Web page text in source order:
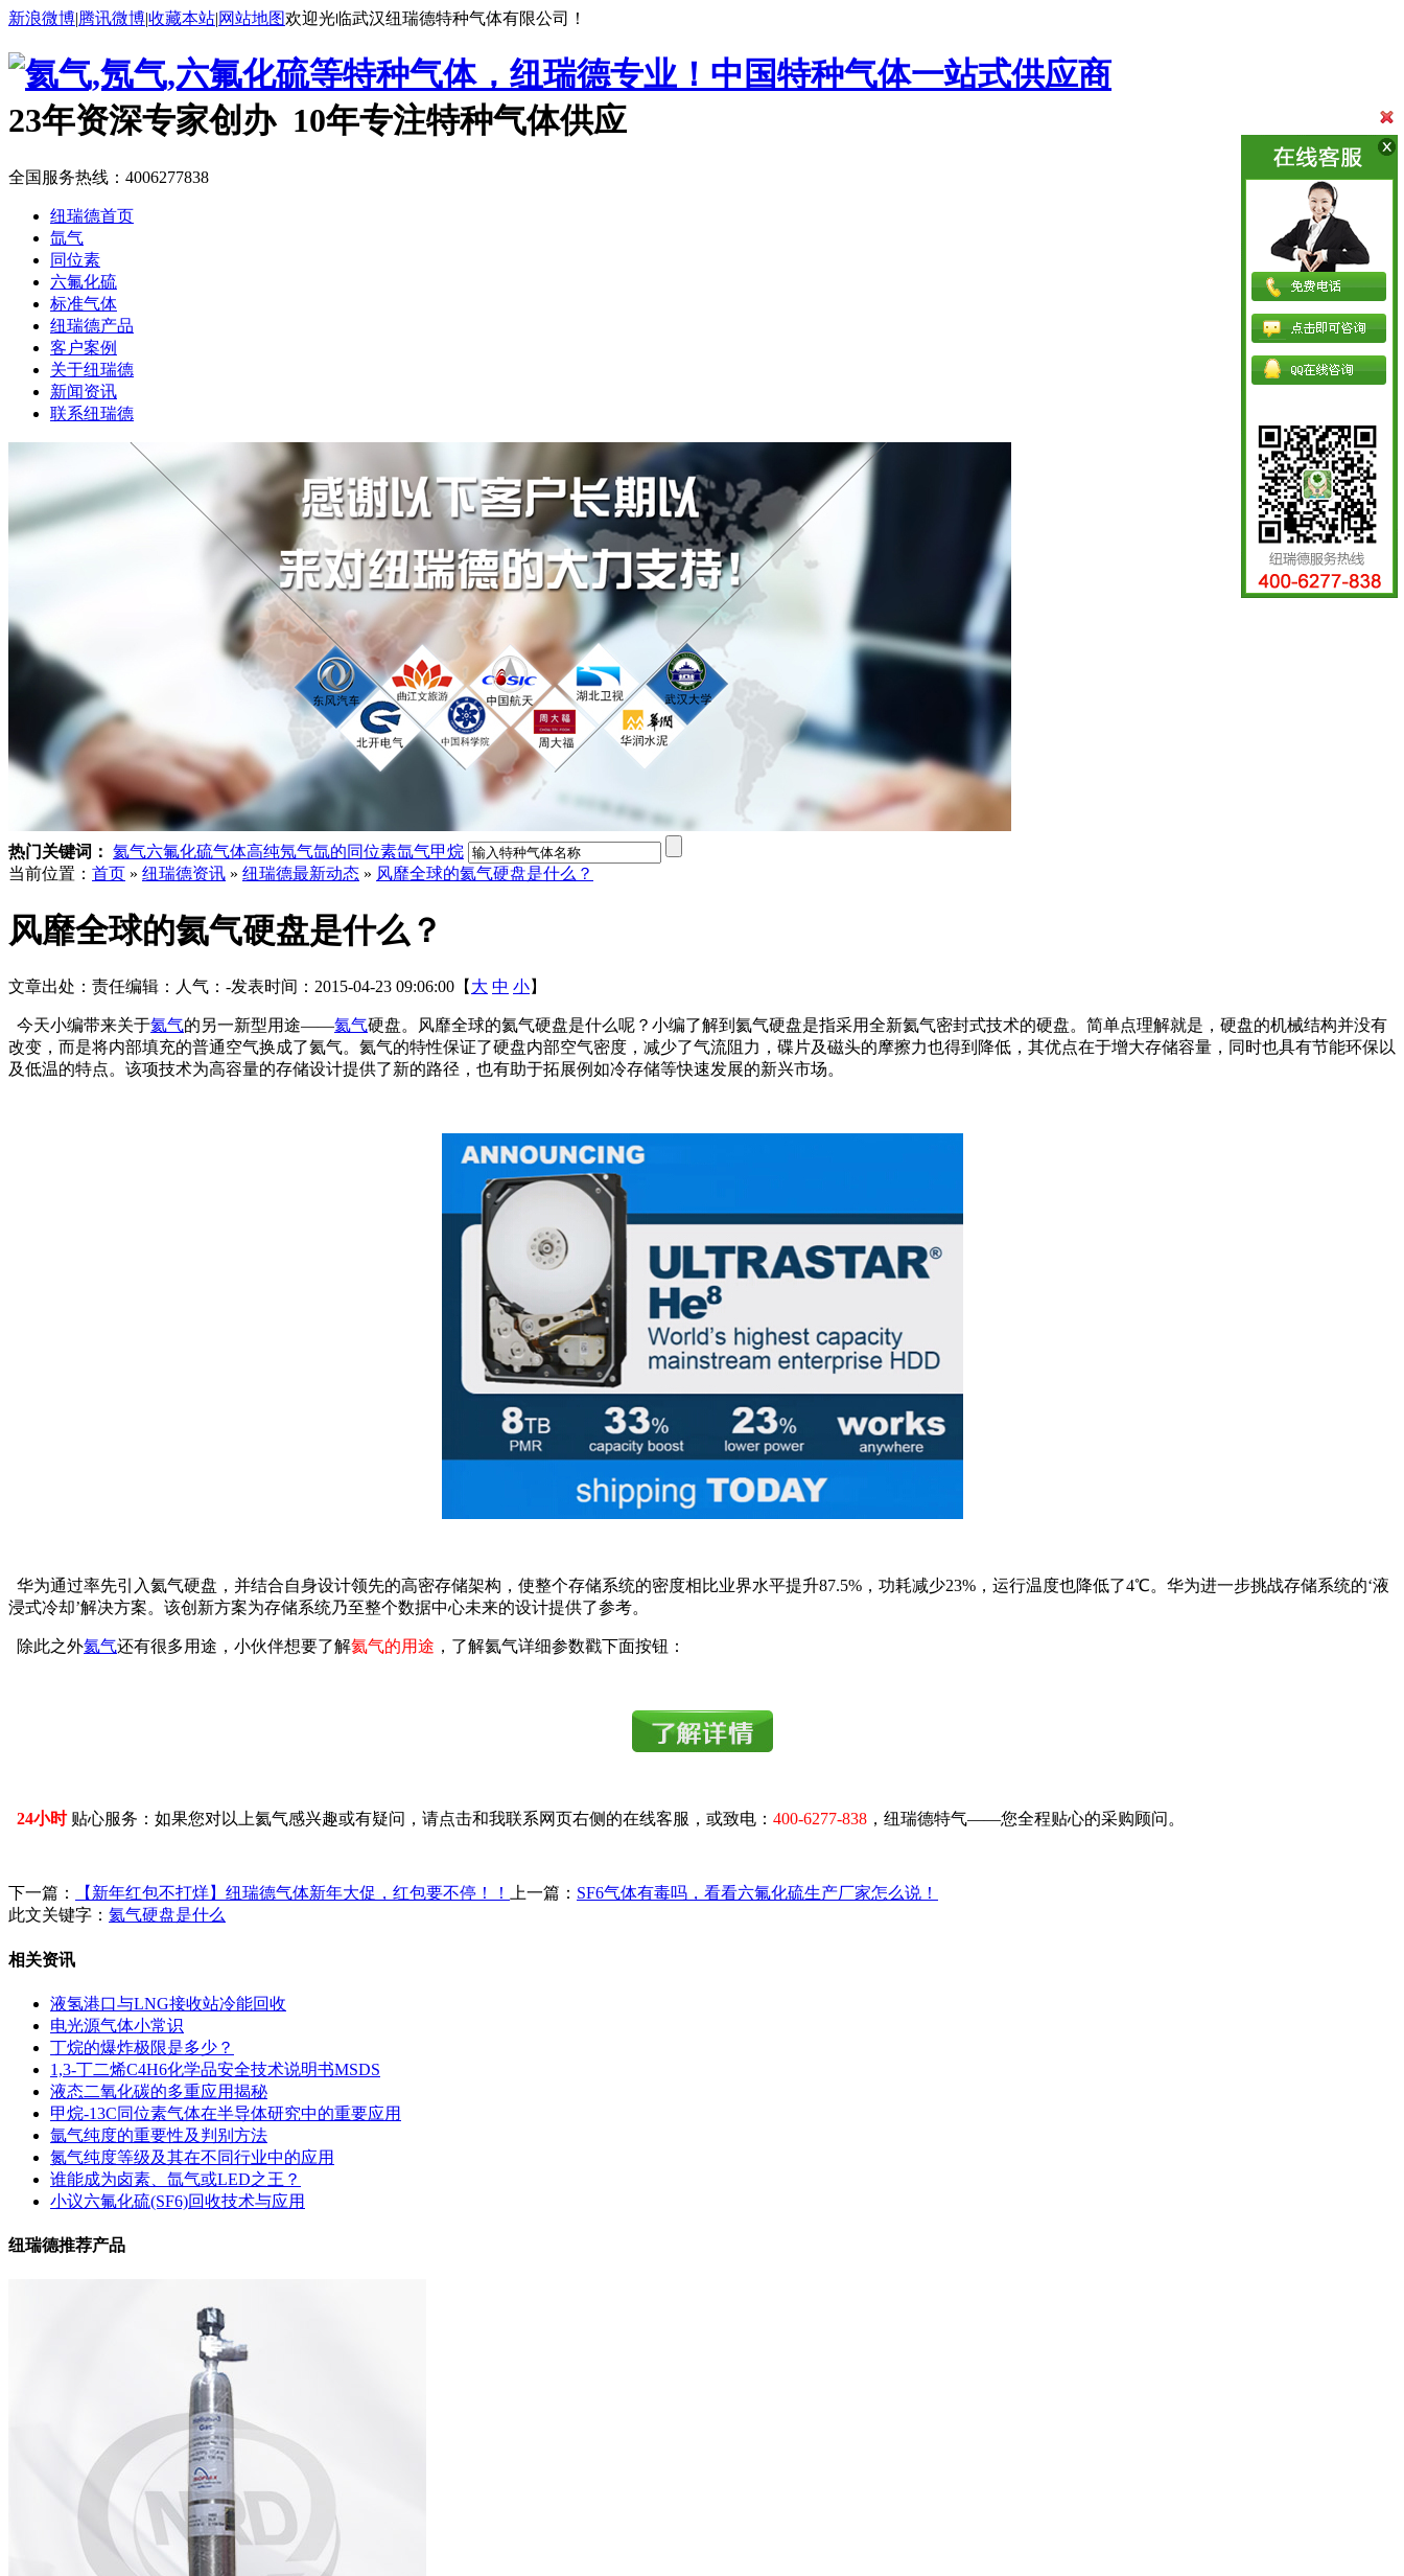
新浪微博|腾讯微博|收藏本站|网站地图欢迎光临武汉纽瑞德特种气体有限公司！
中国特种气体一站式供应商
23年资深专家创办 10年专注特种气体供应
全国服务热线： 4006277838
纽瑞德首页
氙气
同位素
六氟化硫
标准气体
纽瑞德产品
客户案例
关于纽瑞德
新闻资讯
联系纽瑞德
热门关键词： 氦气六氟化硫气体高纯氖气氙的同位素氙气甲烷
当前位置： 首页 » 纽瑞德资讯 » 纽瑞德最新动态 » 风靡全球的氦气硬盘是什么？
风靡全球的氦气硬盘是什么？
文章出处： 责任编辑： 人气： -发表时间：2015-04-23 09:06:00【 大 中 小】
今天小编带来关于氦气的另一新型用途——氦气硬盘。风靡全球的氦气硬盘是什么呢？小编了解到氦气硬盘是指采用全新氦气密封式技术的硬盘。简单点理解就是，硬盘的机械结构并没有
改变，而是将内部填充的普通空气换成了氦气。氦气的特性保证了硬盘内部空气密度，减少了气流阻力，碟片及磁头的摩擦力也得到降低，其优点在于增大存储容量，同时也具有节能环保以
及低温的特点。该项技术为高容量的存储设计提供了新的路径，也有助于拓展例如冷存储等快速发展的新兴市场。
华为通过率先引入氦气硬盘，并结合自身设计领先的高密存储架构，使整个存储系统的密度相比业界水平提升87.5%，功耗减少23%，运行温度也降低了4℃。华为进一步挑战存储系统的‘液
浸式冷却’解决方案。该创新方案为存储系统乃至整个数据中心未来的设计提供了参考。
除此之外氦气还有很多用途，小伙伴想要了解氦气的用途 ，了解氦气详细参数戳下面按钮：
24小时 贴心服务：如果您对以上氦气感兴趣或有疑问，请点击和我联系网页右侧的在线客服，或致电： 400-6277-838 ，纽瑞德特气——您全程贴心的采购顾问。
下一篇： 【新年红包不打烊】纽瑞德气体新年大促，红包要不停！！ 上一篇： SF6气体有毒吗，看看六氟化硫生产厂家怎么说！
此文关键字： 氦气硬盘是什么
相关资讯
液氢港口与LNG接收站冷能回收
电光源气体小常识
丁烷的爆炸极限是多少？
1,3-丁二烯C4H6化学品安全技术说明书MSDS
液态二氧化碳的多重应用揭秘
甲烷-13C同位素气体在半导体研究中的重要应用
氩气纯度的重要性及判别方法
氮气纯度等级及其在不同行业中的应用
谁能成为卤素、氙气或LED之王？
小议六氟化硫(SF6)回收技术与应用
纽瑞德推荐产品